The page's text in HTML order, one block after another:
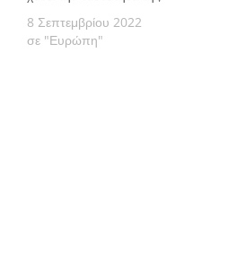
8 Σεπτεμβρίου 2022
σε "Ευρώπη"